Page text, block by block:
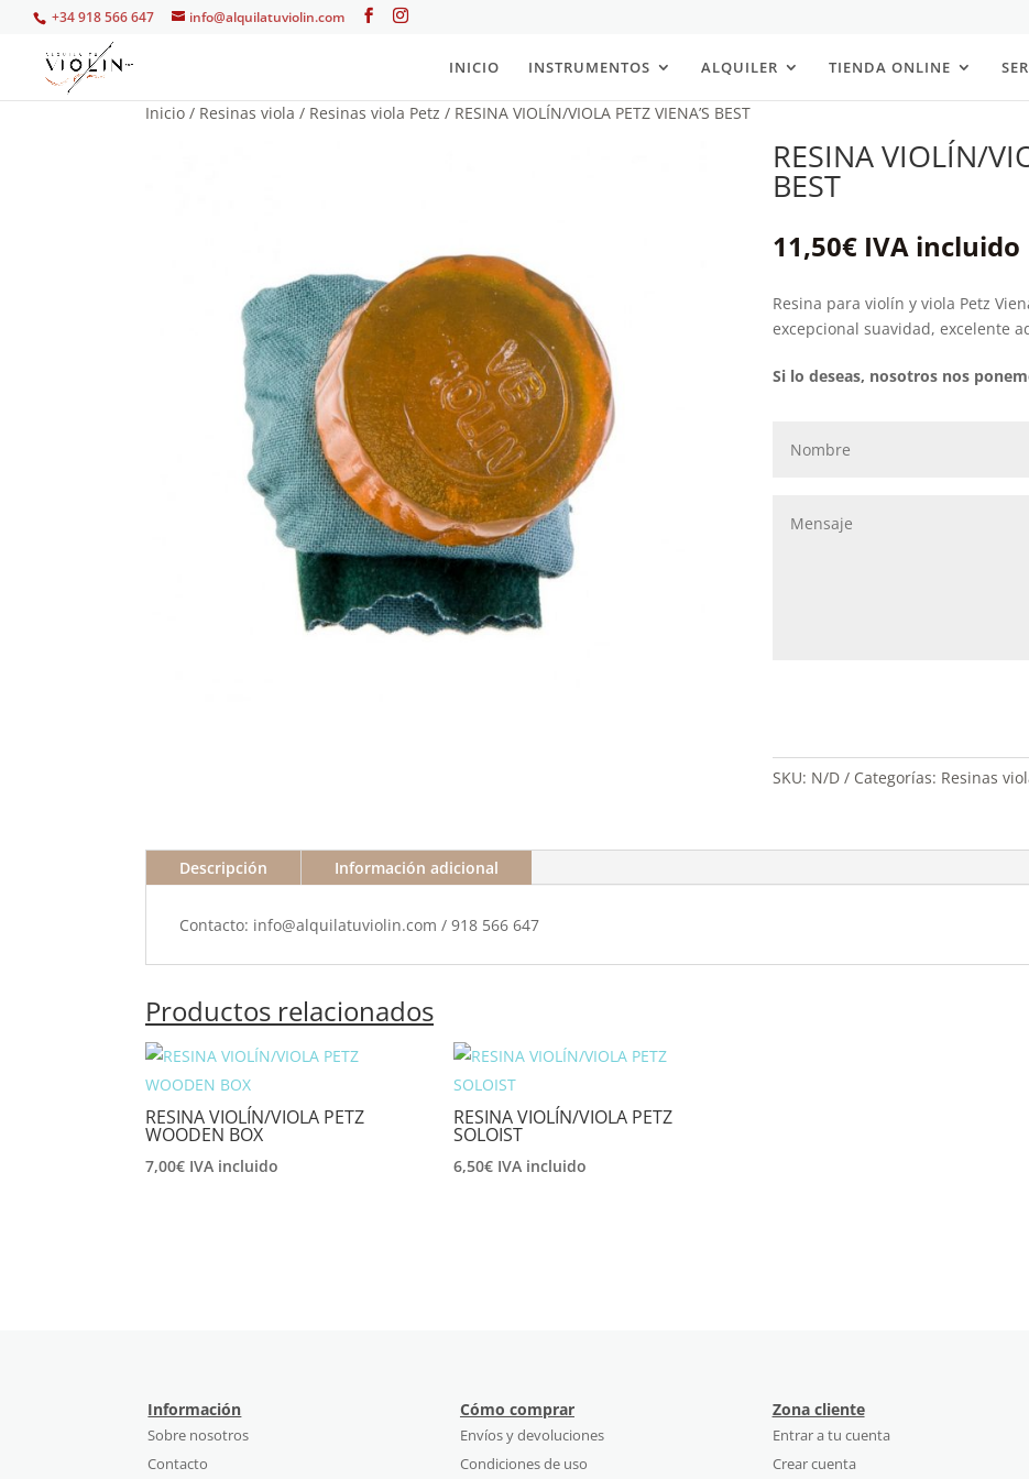
+34 918 566 647 info@alquilatuviolin.com
INICIO INSTRUMENTOS ALQUILER TIENDA ONLINE
Inicio / Resinas viola / Resinas viola Petz / RESINA VIOLÍN/VIOLA PETZ VIENA’S BEST
RESINA VIOLÍN/
BEST
11,50€ IVA incluido
Resina para violín y viola Petz
excepcional suavidad, excelente
Si lo deseas, nosotros nos
SKU: N/D Categorías: Resinas
Descripción Información adicional
Contacto: info@alquilatuviolin.com / 918 566 647
Productos relacionados
RESINA VIOLÍN/VIOLA PETZ
WOODEN BOX
7,00€ IVA incluido
RESINA VIOLÍN/VIOLA PETZ
SOLOIST
6,50€ IVA incluido
Información
Sobre nosotros
Contacto
Cómo comprar
Envíos y devoluciones
Condiciones de uso
Zona cliente
Entrar a tu cuenta
Crear cuenta